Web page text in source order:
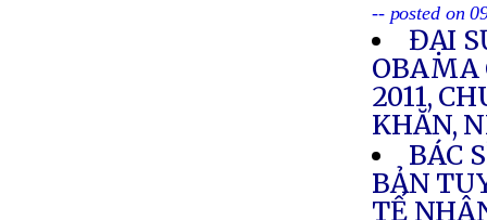
-- posted on
ĐẠI
OBAMA
2011,
KHĂN,
BÁC
BẢN
TẾ